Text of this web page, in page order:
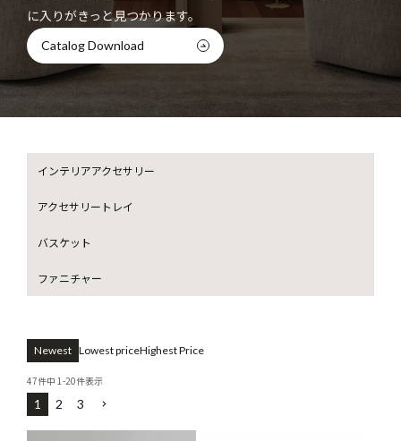
に入りがきっと見つかります。
Catalog Download
インテリアアクセサリー
アクセサリートレイ
バスケット
ファニチャー
Newest Lowest priceHighest Price
47件中 1-20件表示
1 2 3